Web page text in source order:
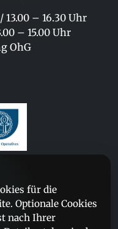
13.00 – 16.30 Uhr
– 15.00 Uhr
OhG
für die
Optionale Cookies
nach Ihrer